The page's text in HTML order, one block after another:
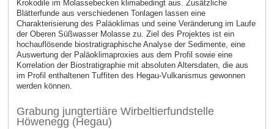
Krokodile im Molassebecken klimabedingt aus. Zusätzliche
Blätterfunde aus verschiedenen Tonlagen lassen eine
Charakterisierung des Paläoklimas und seine Veränderung im Laufe
der Oberen Süßwasser Molasse zu. Ziel des Projektes ist ein
hochauflösende biostratigraphische Analyse der Sedimente, eine
Auswertung der Paläoklimaproxies aus dem Profil sowie eine
Korrelation der Biostratigraphie mit absoluten Altersdaten, die aus
im Profil enthaltenen Tuffiten des Hegau-Vulkanismus gewonnen
werden können.
Grabung jungtertiäre Wirbeltierfundstelle
Höwenegg (Hegau)